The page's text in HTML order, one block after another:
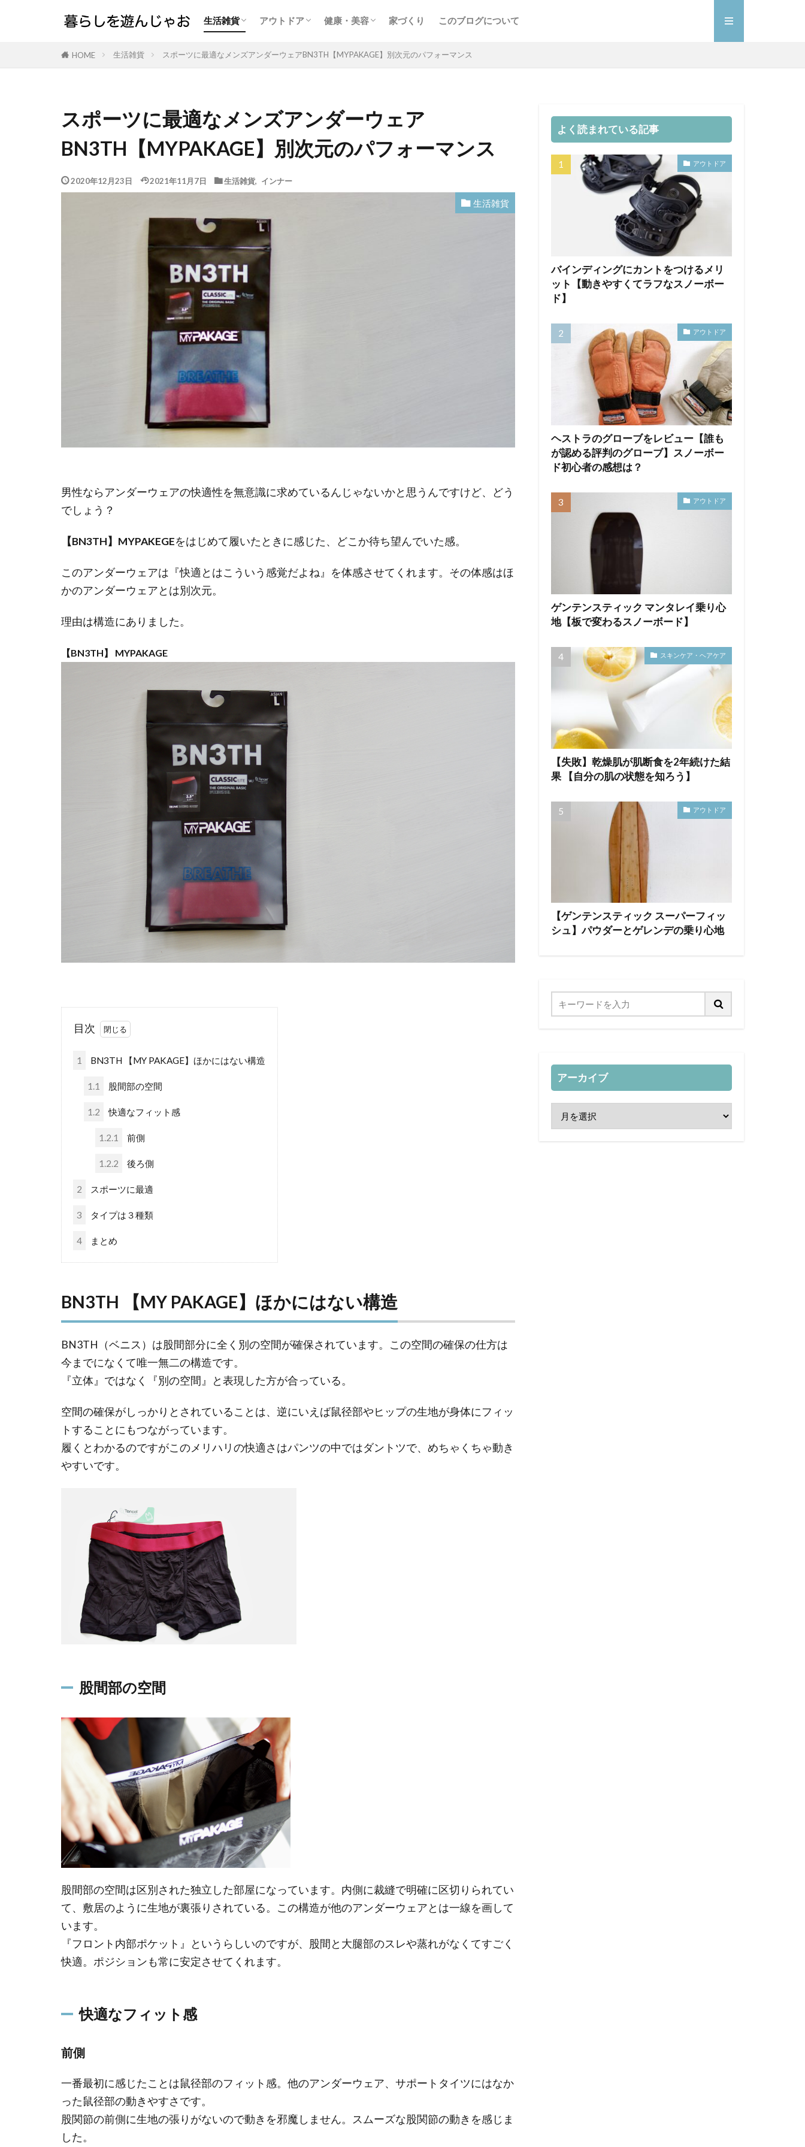
生活雑貨 アウトドア 健康・美容 家づくり このブログについて
HOME 生活雑貨 スポーツに最適なメンズアンダーウェアBN3TH【MYPAKAGE】別次元のパフォーマンス
スポーツに最適なメンズアンダーウェア
BN3TH【MYPAKAGE】別次元のパフォーマンス
2020年12月23日 2021年11月7日 生活雑貨, インナー
生活雑貨
男性ならアンダーウェアの快適性を無意識に求めているんじゃないかと思うんですけど、どう
でしょう？
【BN3TH】MYPAKEGEをはじめて履いたときに感じた、どこか待ち望んでいた感。
このアンダーウェアは『快適とはこういう感覚だよね』を体感させてくれます。その体感はほ
かのアンダーウェアとは別次元。
理由は構造にありました。
【BN3TH】 MYPAKAGE
目次
1 BN3TH 【MY PAKAGE】ほかにはない構造
1.1 股間部の空間
1.2 快適なフィット感
1.2.1 前側
1.2.2 後ろ側
2 スポーツに最適
3 タイプは３種類
4 まとめ
BN3TH 【MY PAKAGE】ほかにはない構造
BN3TH（ベニス）は股間部分に全く別の空間が確保されています。この空間の確保の仕方は
今までになくて唯一無二の構造です。
『立体』ではなく『別の空間』と表現した方が合っている。
空間の確保がしっかりとされていることは、逆にいえば鼠径部やヒップの生地が身体にフィッ
トすることにもつながっています。
履くとわかるのですがこのメリハリの快適さはパンツの中ではダントツで、めちゃくちゃ動き
やすいです。
股間部の空間
股間部の空間は区別された独立した部屋になっています。内側に裁縫で明確に区切りられてい
て、敷居のように生地が裏張りされている。この構造が他のアンダーウェアとは一線を画して
います。
『フロント内部ポケット』というらしいのですが、股間と大腿部のスレや蒸れがなくてすごく
快適。ポジションも常に安定させてくれます。
快適なフィット感
前側
一番最初に感じたことは鼠径部のフィット感。他のアンダーウェア、サポートタイツにはなか
った鼠径部の動きやすさです。
股関節の前側に生地の張りがないので動きを邪魔しません。スムーズな股関節の動きを感じま
した。
よく読まれている記事
アウトドア
バインディングにカントをつけるメリ
ット【動きやすくてラフなスノーボー
ド】
アウトドア
ヘストラのグローブをレビュー【誰も
が認める評判のグローブ】スノーボー
ド初心者の感想は？
アウトドア
ゲンテンスティック マンタレイ乗り心
地【板で変わるスノーボード】
スキンケア・ヘアケア
【失敗】乾燥肌が肌断食を2年続けた結
果 【自分の肌の状態を知ろう】
アウトドア
【ゲンテンスティック スーパーフィッ
シュ】パウダーとゲレンデの乗り心地
アーカイブ